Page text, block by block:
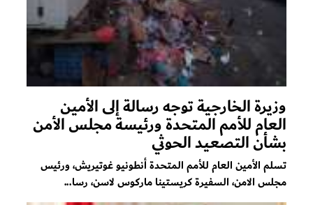
وزيرة الخارجية توجه رسالة إلى الأمين
العام للأمم المتحدة ورئيسة مجلس الأمن
بشأن التصعيد الحوثي
تسلم الأمين العام للأمم المتحدة أنطونيو غوتيريش، ورئيس
مجلس الامن، السفيرة كريستينا ماركوس لاسن، رسا...